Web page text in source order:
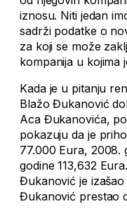
iznosu. Niti jedan
sadrži podatke o
za koji se može
kompanija u kojima
Kada je u pitanju
Blažo Đukanović
Aca Đukanovića,
pokazuju da je
77.000 Eura, 2008.
godine 113,632
Đukanović je
Đukanović prestao